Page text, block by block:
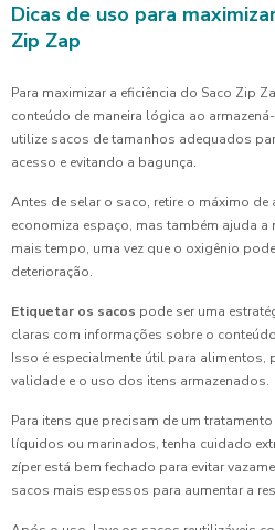
Dicas de uso para
Zip Zap
Para maximizar a eficiência do Saco Zip
conteúdo de maneira lógica ao
utilize sacos de tamanhos adequados
acesso e evitando a bagunça.
Antes de selar o saco, retire o máximo
economiza espaço, mas também ajuda
mais tempo, uma vez que o oxigênio
deterioração.
Etiquetar os sacos pode ser uma
claras com informações sobre o
Isso é especialmente útil para alimentos,
validade e o uso dos itens armazenados.
Para itens que precisam de um
líquidos ou marinados, tenha cuidado
zíper está bem fechado para evitar
sacos mais espessos para aumentar a